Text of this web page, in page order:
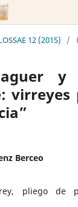
12 (2015) /
y
virreyes
Berceo
pliego de